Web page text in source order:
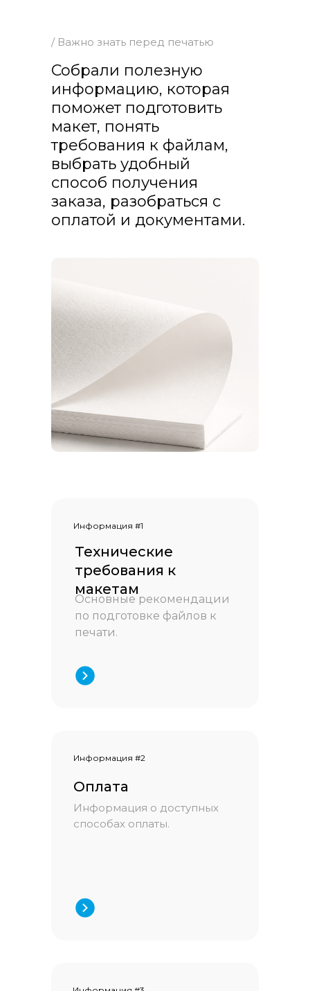
Информация о доступных
способах оплаты.
Оплата
Информация #2
Основные рекомендации
по подготовке файлов к
печати.
Технические
требования к
макетам
Информация #1
Собрали полезную
информацию, которая
поможет подготовить
макет, понять
требования к файлам,
выбрать удобный
способ получения
заказа, разобраться с
оплатой и документами.
/ Важно знать перед печатью